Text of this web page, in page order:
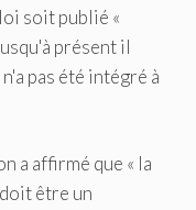
soit publié «
présent il
pas été intégré à
a affirmé que « la
être un